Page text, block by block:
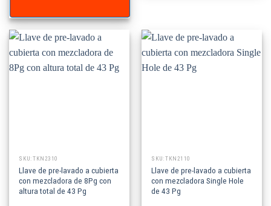
SKU: TKN2310
Llave de pre-lavado a cubierta
con mezcladora de 8Pg con
altura total de 43 Pg
SKU: TKN2110
Llave de pre-lavado a cubierta
con mezcladora Single Hole
de 43 Pg